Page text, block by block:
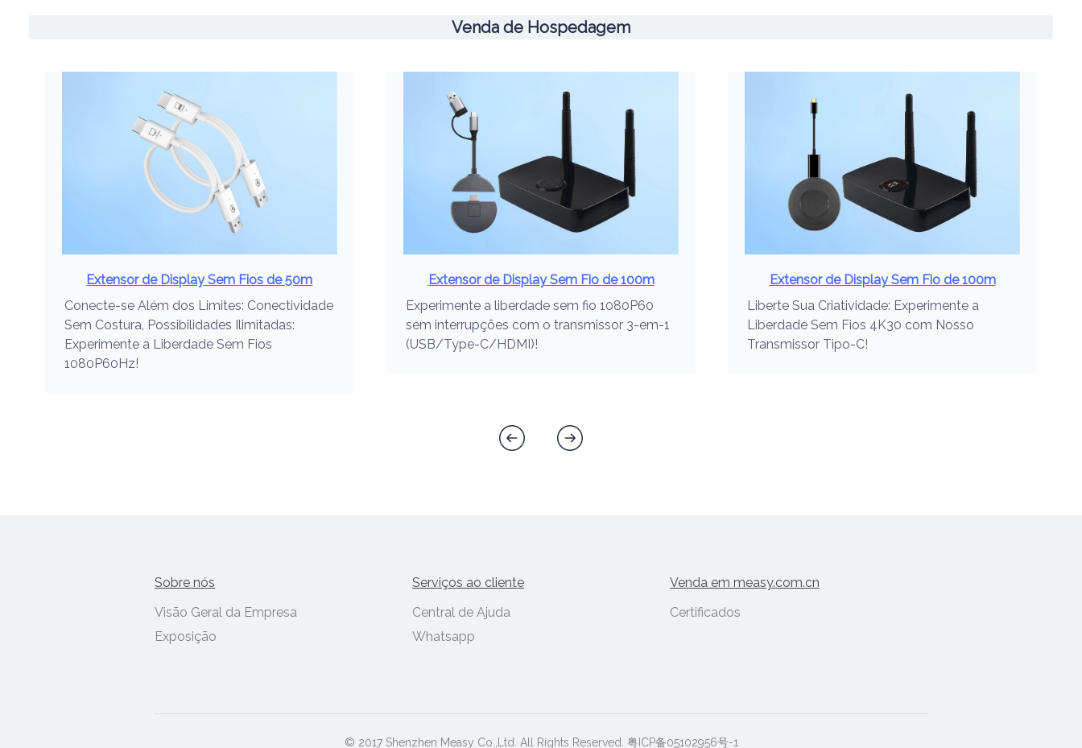
Venda de Hospedagem
Extensor de Display Sem Fios de 50m
Conecte-se Além dos Limites: Conectividade
Sem Costura, Possibilidades Ilimitadas:
Experimente a Liberdade Sem Fios
1080P60Hz!
Extensor de Display Sem Fio de 100m
Experimente a liberdade sem fio 1080P60
sem interrupções com o transmissor 3-em-1
(USB/Type-C/HDMI)!
Extensor de Display Sem Fio de 100m
Liberte Sua Criatividade: Experimente a
Liberdade Sem Fios 4K30 com Nosso
Transmissor Tipo-C!
Sobre nós
Visão Geral da Empresa
Exposição
Serviços ao cliente
Central de Ajuda
Whatsapp
Venda em measy.com.cn
Certificados
© 2017 Shenzhen Measy Co.,Ltd. All Rights Reserved. 粤ICP备05102956号-1